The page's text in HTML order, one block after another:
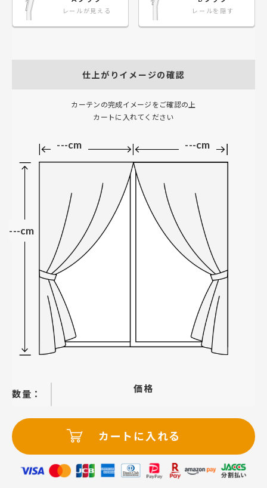
レールが見える レールを隠す
仕上がりイメージの確認
カーテンの完成イメージをご確認の上
カートに入れてください
---cm ---cm
---cm
価格
カートに入れる